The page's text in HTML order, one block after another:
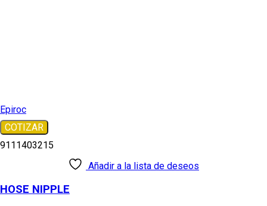
Epiroc
COTIZAR
9111403215
Añadir a la lista de deseos
HOSE NIPPLE